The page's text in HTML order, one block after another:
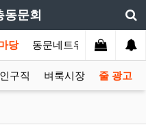
문회
당 동문네트워크 커뮤니
구직 벼룩시장 줄 광고